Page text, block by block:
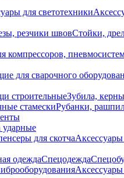
для светотехники
резчики швовСтойки,
компрессоров,
для сварочного
строительныеЗубила,
стамескиРубанки,
для скотча
одеждаСпецодежда
Аксессуары